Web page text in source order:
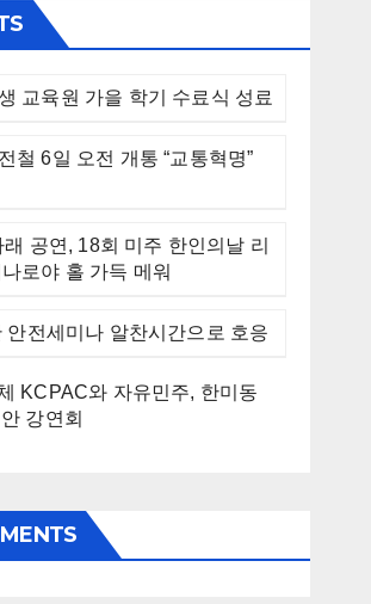
교육원 가을 학기 수료식 성료
철 6일 오전 개통 “교통혁명”
공연, 18회 미주 한인의날 리
로야 홀 가득 메워
안전세미나 알찬시간으로 호응
KCPAC와 자유민주, 한미동
강연회